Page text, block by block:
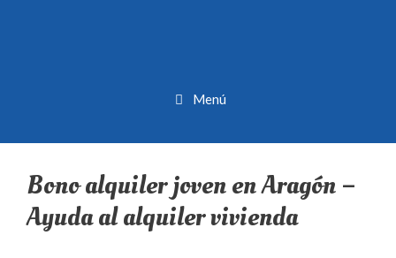
Menú
Bono alquiler joven en Aragón –
Ayuda al alquiler vivienda